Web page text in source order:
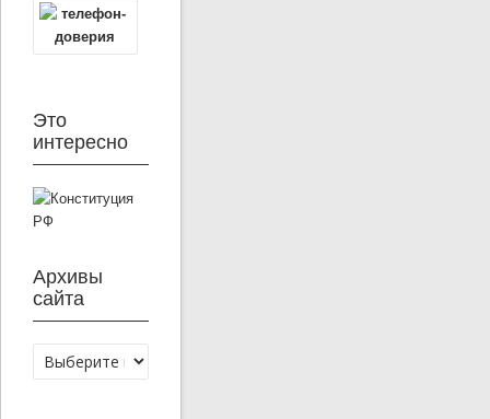
Это
интересно
Архивы
сайта